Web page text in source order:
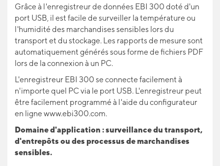
Grâce à l'enregistreur de données EBI 300 doté d'un
port USB, il est facile de surveiller la température ou
l'humidité des marchandises sensibles lors du
transport et du stockage. Les rapports de mesure sont
automatiquement générés sous forme de fichiers PDF
lors de la connexion à un PC.
L'enregistreur EBI 300 se connecte facilement à
n'importe quel PC via le port USB. L'enregistreur peut
être facilement programmé à l'aide du configurateur
en ligne www.ebi300.com.
Domaine d'application : surveillance du transport,
d'entrepôts ou des processus de marchandises
sensibles.